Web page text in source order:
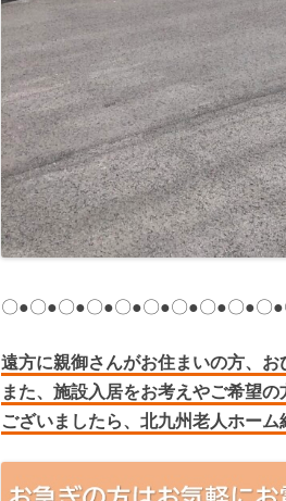
〇●〇●〇●〇●〇●〇●〇●〇●〇●〇
遠方に親御さんがお住まいの方、お
また、施設入居をお考えやご希望
ございましたら、北九州老人ホー